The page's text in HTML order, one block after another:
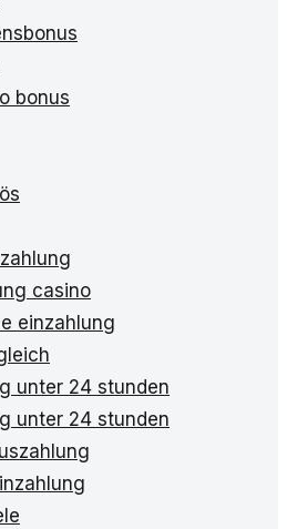
bonus
casino
einzahlung
unter 24 stunden
unter 24 stunden